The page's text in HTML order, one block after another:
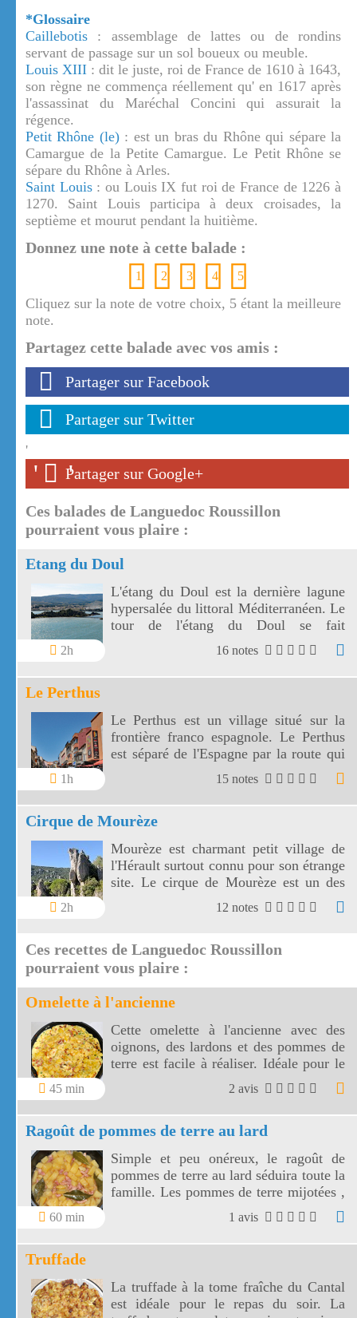
*Glossaire
Caillebotis : assemblage de lattes ou de rondins
servant de passage sur un sol boueux ou meuble.
Louis XIII : dit le juste, roi de France de 1610 à 1643,
son règne ne commença réellement qu' en 1617 après
l'assassinat du Maréchal Concini qui assurait la
régence.
Petit Rhône (le): est un bras du Rhône qui sépare la
Camargue de la Petite Camargue. Le Petit Rhône se
sépare du Rhône à Arles.
Saint Louis: ou Louis IX fut roi de France de 1226 à
1270. Saint Louis participa à deux croisades, la
septième et mourut pendant la huitième.
Donnez une note à cette balade :
1 2 3 4 5
Cliquez sur la note de votre choix, 5 étant la meilleure
note.
Partagez cette balade avec vos amis :
Partager sur Facebook
Partager sur Twitter
'
' '
Partager sur Google+
Ces balades de Languedoc Roussillon
pourraient vous plaire :
Etang du Doul
2h
L'étang du Doul est la dernière lagune
hypersalée du littoral Méditerranéen. Le
tour de l'étang du Doul se fait
facilement en 1 heure environ.
16 notes
Le Perthus
1h
Le Perthus est un village situé sur la
frontière franco espagnole. Le Perthus
est séparé de l'Espagne par la route qui
15 notes
Cirque de Mourèze
2h
Mourèze est charmant petit village de
l'Hérault surtout connu pour son étrange
site. Le cirque de Mourèze est un des
Grands Sites de France.
12 notes
Ces recettes de Languedoc Roussillon
pourraient vous plaire :
Omelette à l'ancienne
45 min
Cette omelette à l'ancienne avec des
oignons, des lardons et des pommes de
terre est facile à réaliser. Idéale pour le
dîner, cette omelette à l'ancienne sera
accompagnée d'une salade verte.
2 avis
Ragoût de pommes de terre au lard
60 min
Simple et peu onéreux, le ragoût de
pommes de terre au lard séduira toute la
famille. Les pommes de terre mijotées ,
fondantes et goûteuses accompagneront
des saucisses ou un rôti de porc.
1 avis
Truffade
La truffade à la tome fraîche du Cantal
est idéale pour le repas du soir. La